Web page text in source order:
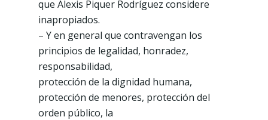
que Alexis Piquer Rodríguez considere
inapropiados.
– Y en general que contravengan los
principios de legalidad, honradez,
responsabilidad,
protección de la dignidad humana,
protección de menores, protección del
orden público, la